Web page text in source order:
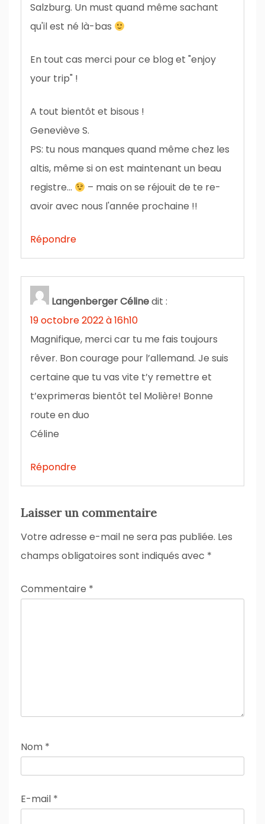
Salzburg. Un must quand même sachant
qu'il est né là-bas
En tout cas merci pour ce blog et "enjoy
your trip" !
A tout bientôt et bisous !
Geneviève S.
PS: tu nous manques quand même chez les
altis, même si on est maintenant un beau
registre…
– mais on se réjouit de te re-
avoir avec nous l'année prochaine !!
Répondre
Langenberger Célinedit :
19 octobre 2022 à 16h10
Magnifique, merci car tu me fais toujours
rêver. Bon courage pour l’allemand. Je suis
certaine que tu vas vite t’y remettre et
t’exprimeras bientôt tel Molière! Bonne
route en duo
Céline
Répondre
Laisser un commentaire
Votre adresse e-mail ne sera pas publiée. Les
champs obligatoires sont indiqués avec *
Commentaire *
Nom *
E-mail *